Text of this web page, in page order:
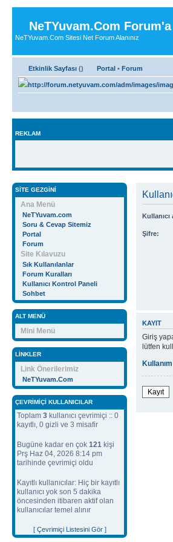
NeTYuvam.Com
NeTYuvam.Com Sitesi Net Forum Alanınız
Etkinlik Sayfası () Portal • Forum
REKLAM
SITE GEZGINI
Ana Menü
NeTYuvam.com
Soru & Cevap Sitemiz
Portal
Forum
Site Kılavuzu
Sık Kullanılanlar
Forum Kuralları
Kullanıcı Kontrol Paneli
Sohbet
ALT MENÜ
Mini Menü
LINKLER
Link Önerilerimiz
NeTYuvam.Com
ÇEVRIMIÇI KULLANICILAR
Toplam 3 kullanıcı çevrimiçi :: 0
kayıtlı, 0 gizli ve 3 misafir
Bugüne kadar en çok 121 kişi
Prş Haz 04, 2026 8:14 pm
tarihinde çevrimiçi oldu
Kayıtlı kullanıcılar: Hiç bir kayıtlı
kullanıcı yok son 5 dakika
öncesinden itibaren aktif olan
kullanıcılar temel alınır
[ Çevrimiçi Listesini Gör ]
Kullanıcı
Şifre:
KAYIT
Giriş
lütfen
Kayıt